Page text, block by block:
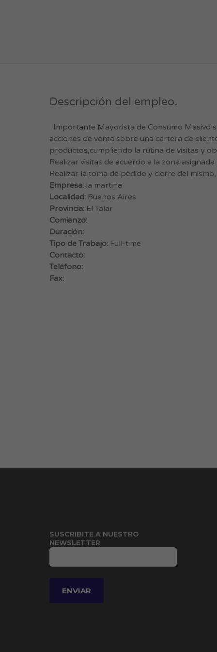
Descripción del empleo.
Importante Mayorista de Consumo Masivo
acciones de venta sobre una cartera de
productos,cumpliendo la rutina de visitas y
Realizar visitas de acuerdo a la zona
Realizar la toma de pedido y cierre del
Empresa: la martina
Localidad: Buenos Aires
Provincia: El Talar
Comienzo:
Duración:
Tipo de Trabajo: Full-time
Contacto:
Teléfono:
Fax:
SUSCRIBITE A NUESTRO
NEWSLETTER